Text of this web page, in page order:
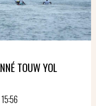
TOUW YOL